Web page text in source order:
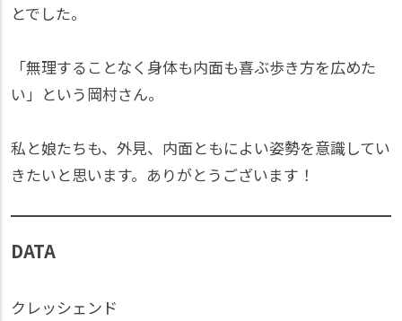
とでした。
「無理することなく身体も内面も喜ぶ歩き方を広めた
い」という岡村さん。
私と娘たちも、外見、内面ともによい姿勢を意識してい
きたいと思います。ありがとうございます！
DATA
クレッシェンド